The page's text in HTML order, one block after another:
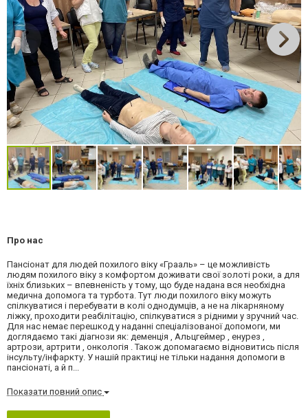
Про нас
Пансіонат для людей похилого віку «Грааль» – це можливість
людям похилого віку з комфортом доживати свої золоті роки, а для
їхніх близьких – впевненість у тому, що буде надана вся необхідна
медична допомога та турбота. Тут люди похилого віку можуть
спілкуватися і перебувати в колі однодумців, а не на лікарняному
ліжку, проходити реабілітацію, спілкуватися з рідними у зручний час.
Для нас немає перешкод у наданні спеціалізованої допомоги, ми
доглядаємо такі діагнози як: деменція , Альцгеймер , енурез ,
артрози, артрити , онкологія . Також допомагаємо відновитись після
інсульту/інфаркту. У нашій практиці не тільки надання допомоги в
пансіонаті, а й п...
Показати повний опис